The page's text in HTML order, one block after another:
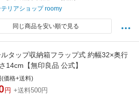
テリアショップ roomy
同じ商品を安い順で見る
タップ収納箱フラップ式 約幅32×奥行
14cm【無印良品 公式】
価格+送料)
円 +送料500円